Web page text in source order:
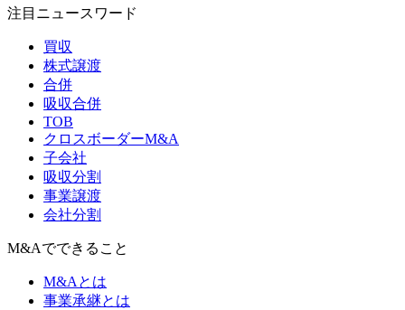
注目ニュースワード
買収
株式譲渡
合併
吸収合併
TOB
クロスボーダーM&A
子会社
吸収分割
事業譲渡
会社分割
M&Aでできること
M&Aとは
事業承継とは